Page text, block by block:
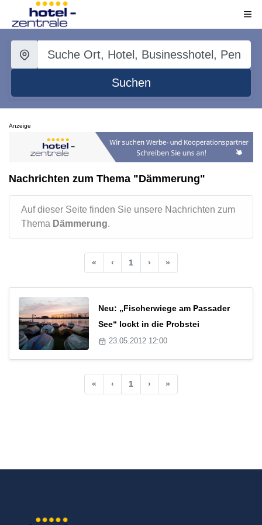
Suchen
Anzeige
Nachrichten zum Thema "Dämmerung"
Auf dieser Seite finden Sie unsere Nachrichten zum
Thema Dämmerung.
« ‹ 1 › »
Neu: „Fischerwiege am Passader
See“ lockt in die Probstei
23.05.2012 12:00
« ‹ 1 › »